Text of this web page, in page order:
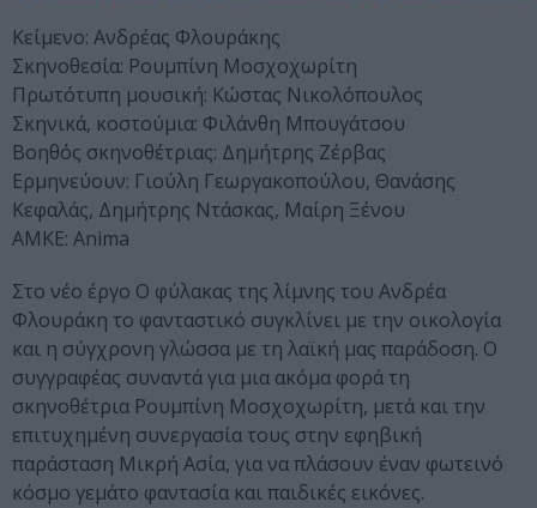
Κείμενο: Ανδρέας Φλουράκης
Σκηνοθεσία: Ρουμπίνη Μοσχοχωρίτη
Πρωτότυπη μουσική: Κώστας Νικολόπουλος
Σκηνικά, κοστούμια: Φιλάνθη Μπουγάτσου
Βοηθός σκηνοθέτριας: Δημήτρης Ζέρβας
Ερμηνεύουν: Γιούλη Γεωργακοπούλου, Θανάσης
Κεφαλάς, Δημήτρης Ντάσκας, Μαίρη Ξένου
ΑΜΚΕ: Anima
Στο νέο έργο Ο φύλακας της λίμνης του Ανδρέα
Φλουράκη το φανταστικό συγκλίνει με την οικολογία
και η σύγχρονη γλώσσα με τη λαϊκή μας παράδοση. Ο
συγγραφέας συναντά για μια ακόμα φορά τη
σκηνοθέτρια Ρουμπίνη Μοσχοχωρίτη, μετά και την
επιτυχημένη συνεργασία τους στην εφηβική
παράσταση Μικρή Ασία, για να πλάσουν έναν φωτεινό
κόσμο γεμάτο φαντασία και παιδικές εικόνες.